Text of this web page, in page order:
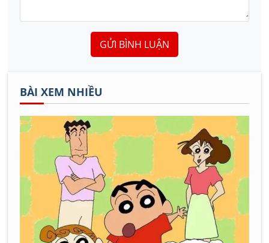
GỬI BÌNH LUẬN
BÀI XEM NHIỀU